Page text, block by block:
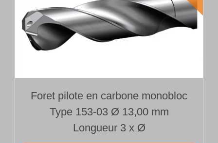
Foret pilote en carbone monobloc
Type 153-03 Ø 13,00 mm
Longueur 3 x Ø